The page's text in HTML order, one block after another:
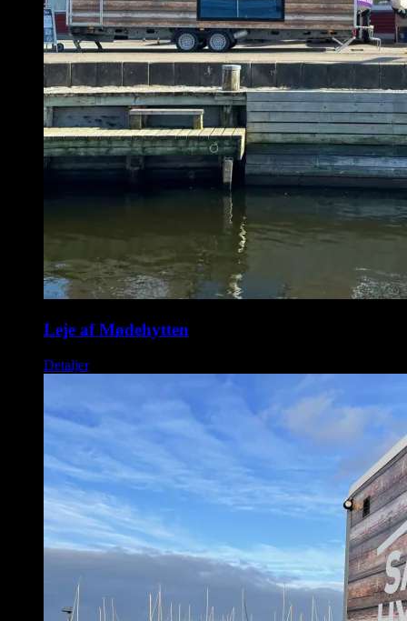
Leje af Mødehytten
Detaljer